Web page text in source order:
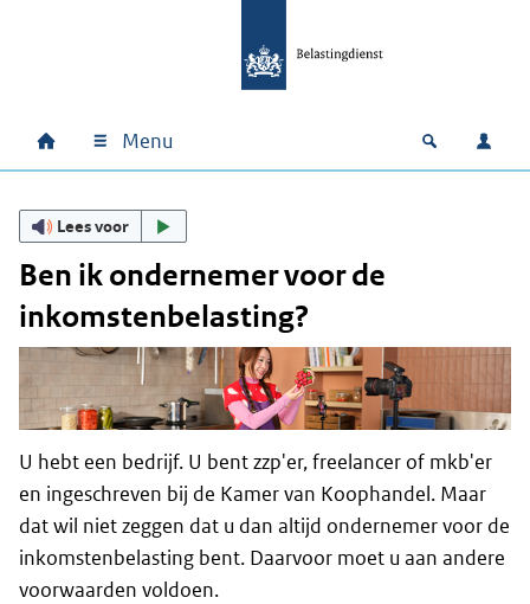
Hoofdnavigatie
Home Menu Open
Lees voor
Ben ik ondernemer voor de
inkomstenbelasting?
U hebt een bedrijf. U bent zzp'er, freelancer of mkb'er
en ingeschreven bij de Kamer van Koophandel. Maar
dat wil niet zeggen dat u dan altijd ondernemer voor de
inkomstenbelasting bent. Daarvoor moet u aan andere
voorwaarden voldoen.